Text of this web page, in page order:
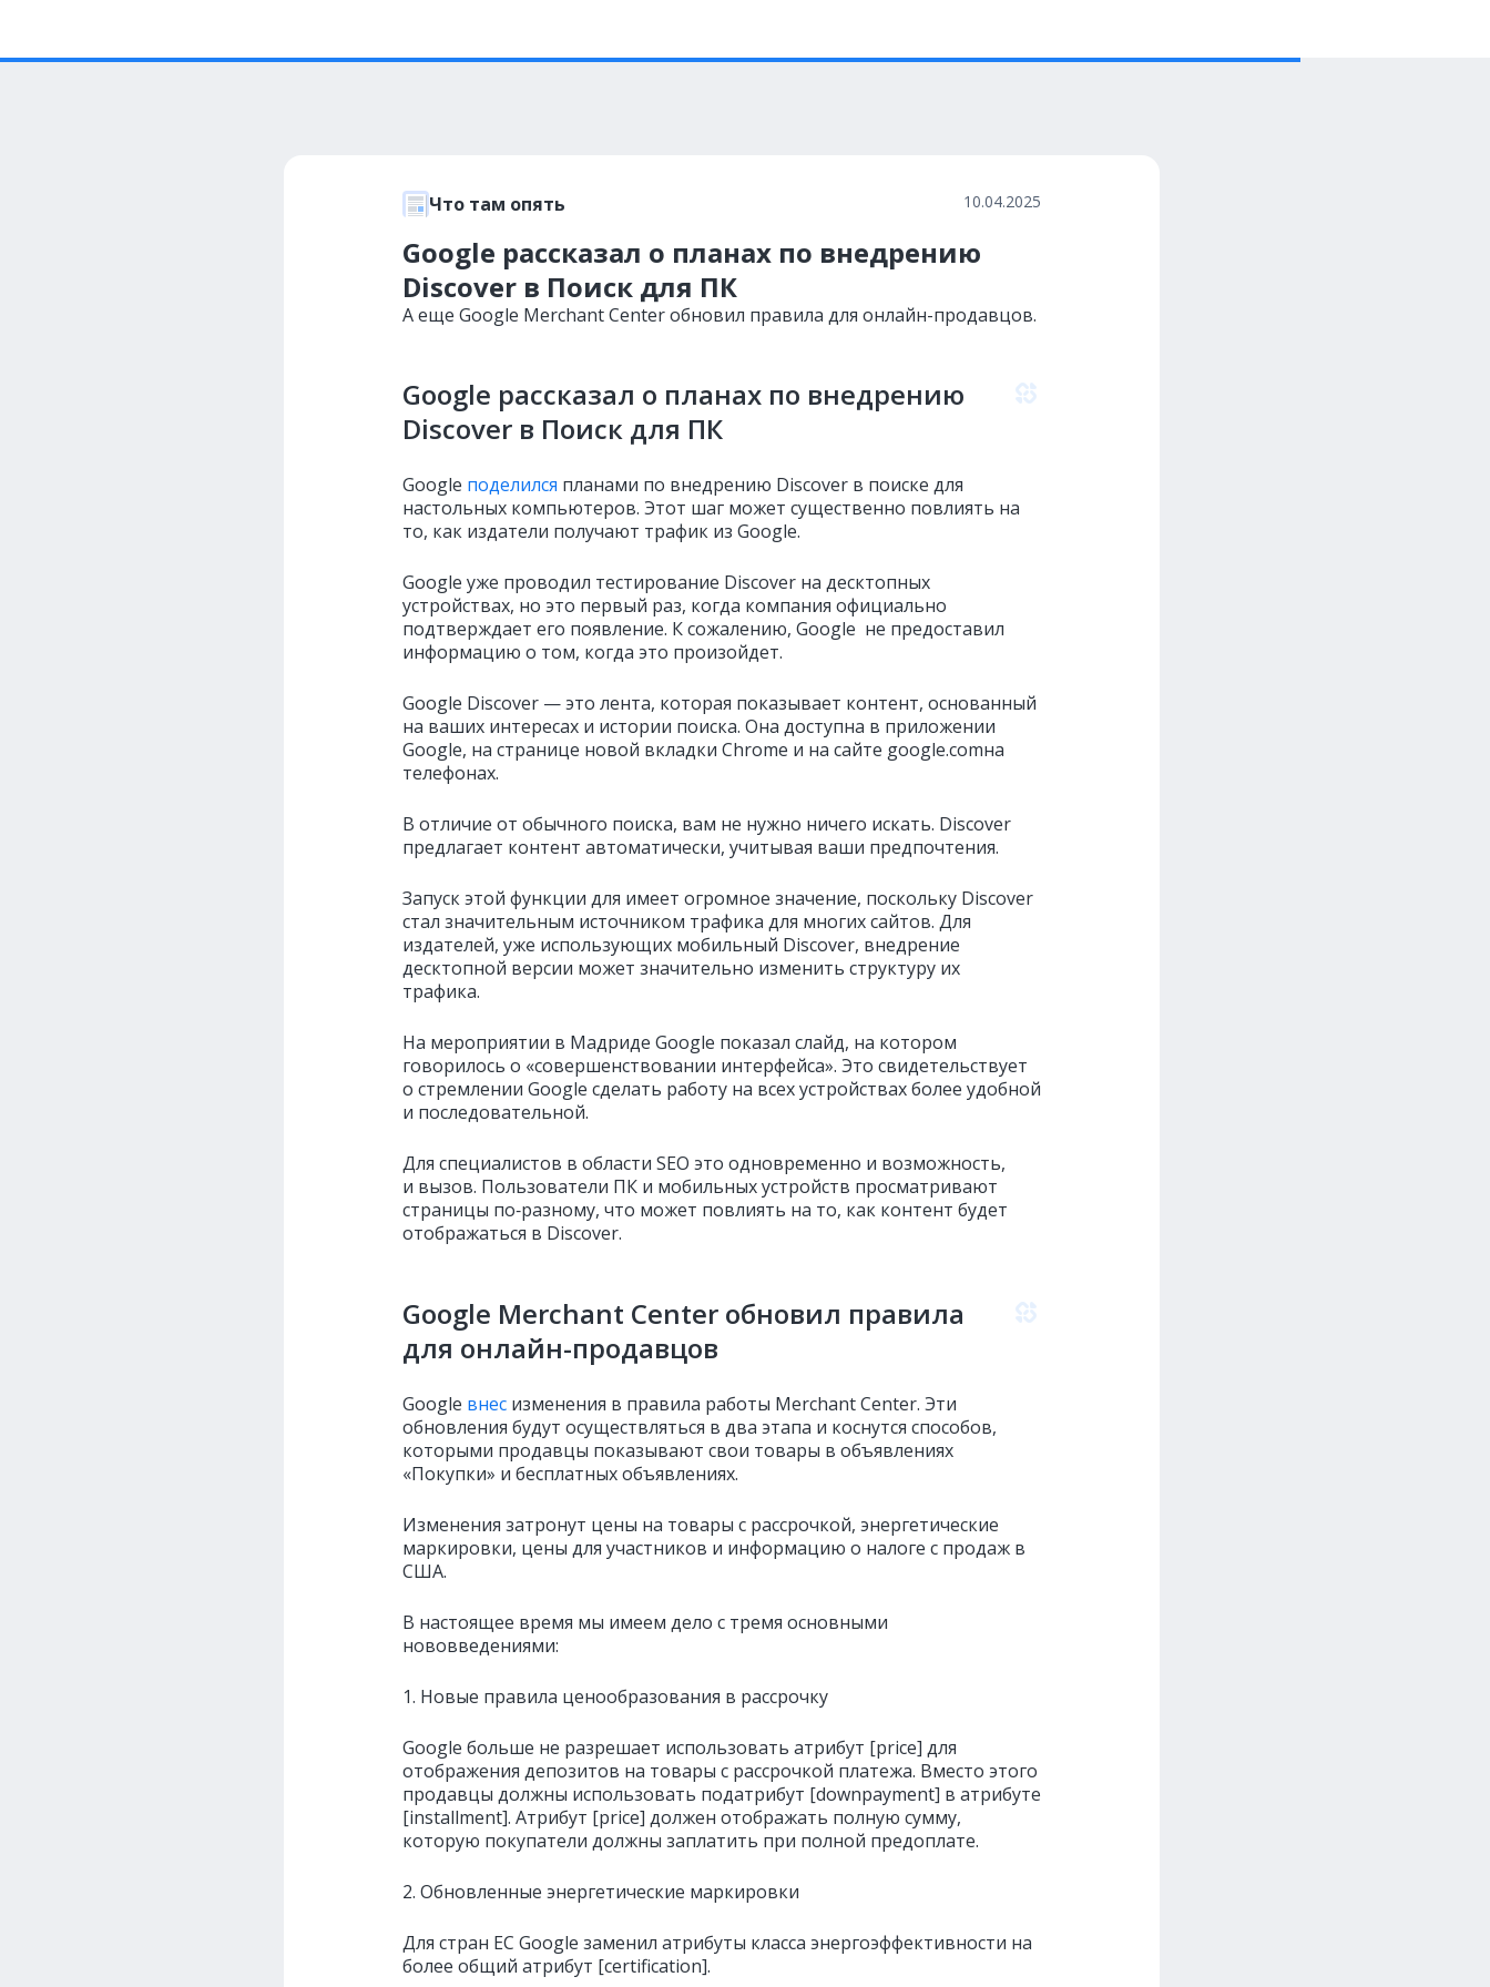
Что там опять 10.04.2025
Google рассказал о планах по внедрению
Discover в Поиск для ПК
А еще Google Merchant Center обновил правила для онлайн-продавцов.
Google рассказал о планах по внедрению
Discover в Поиск для ПК
Google поделился планами по внедрению Discover в поиске для
настольных компьютеров. Этот шаг может существенно повлиять на
то, как издатели получают трафик из Google.
Google уже проводил тестирование Discover на десктопных
устройствах, но это первый раз, когда компания официально
подтверждает его появление. К сожалению, Google не предоставил
информацию о том, когда это произойдет.
Google Discover — это лента, которая показывает контент, основанный
на ваших интересах и истории поиска. Она доступна в приложении
Google, на странице новой вкладки Chrome и на сайте google.comна
телефонах.
В отличие от обычного поиска, вам не нужно ничего искать. Discover
предлагает контент автоматически, учитывая ваши предпочтения.
Запуск этой функции для имеет огромное значение, поскольку Discover
стал значительным источником трафика для многих сайтов. Для
издателей, уже использующих мобильный Discover, внедрение
десктопной версии может значительно изменить структуру их
трафика.
На мероприятии в Мадриде Google показал слайд, на котором
говорилось о «совершенствовании интерфейса». Это свидетельствует
о стремлении Google сделать работу на всех устройствах более удобной
и последовательной.
Для специалистов в области SEO это одновременно и возможность,
и вызов. Пользователи ПК и мобильных устройств просматривают
страницы по‑разному, что может повлиять на то, как контент будет
отображаться в Discover.
Google Merchant Center обновил правила
для онлайн-продавцов
Google внес изменения в правила работы Merchant Center. Эти
обновления будут осуществляться в два этапа и коснутся способов,
которыми продавцы показывают свои товары в объявлениях
«Покупки» и бесплатных объявлениях.
Изменения затронут цены на товары с рассрочкой, энергетические
маркировки, цены для участников и информацию о налоге с продаж в
США.
В настоящее время мы имеем дело с тремя основными
нововведениями:
1. Новые правила ценообразования в рассрочку
Google больше не разрешает использовать атрибут [price] для
отображения депозитов на товары с рассрочкой платежа. Вместо этого
продавцы должны использовать податрибут [downpayment] в атрибуте
[installment]. Атрибут [price] должен отображать полную сумму,
которую покупатели должны заплатить при полной предоплате.
2. Обновленные энергетические маркировки
Для стран ЕС Google заменил атрибуты класса энергоэффективности на
более общий атрибут [certification].